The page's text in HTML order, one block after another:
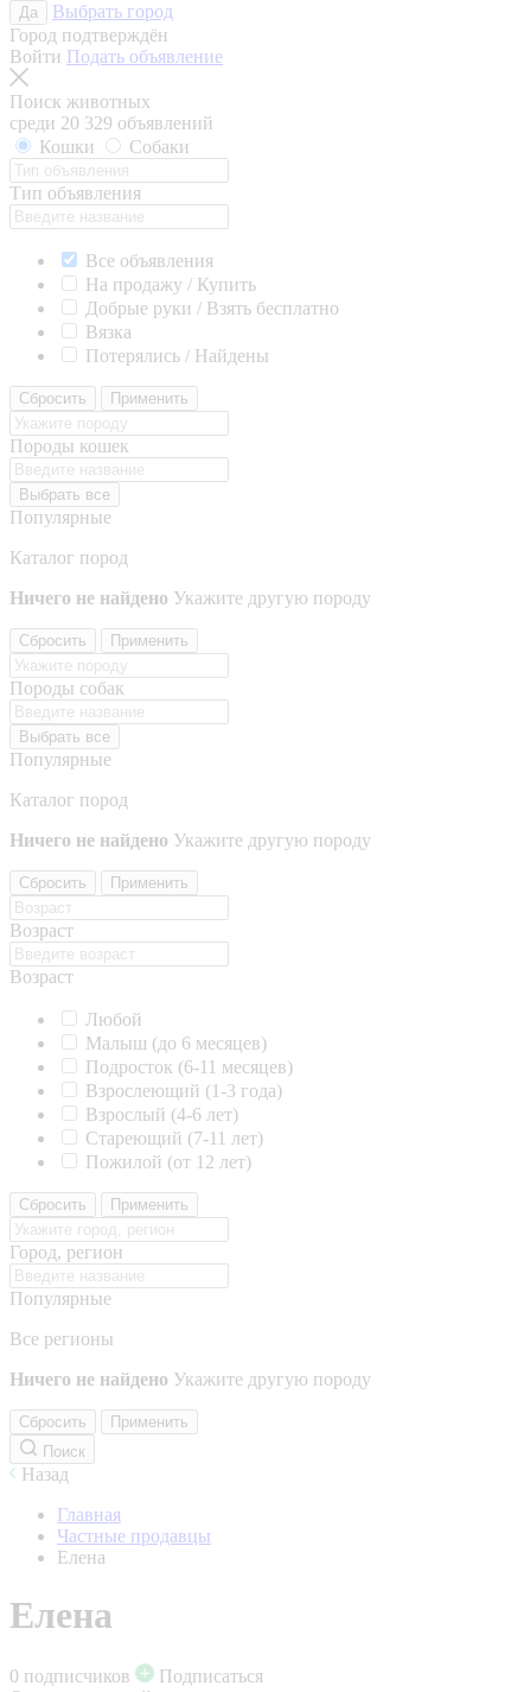
Да
Выбрать город
Город подтверждён
Войти Подать объявление
Поиск животных
среди 20 329 объявлений
Кошки
Собаки
Тип объявления
Все объявления
На продажу / Купить
Добрые руки / Взять бесплатно
Вязка
Потерялись / Найдены
Сбросить Применить
Породы кошек
Выбрать все
Популярные
Каталог пород
Ничего не найдено Укажите другую породу
Сбросить Применить
Породы собак
Выбрать все
Популярные
Каталог пород
Ничего не найдено Укажите другую породу
Сбросить Применить
Возраст
Возраст
Любой
Малыш (до 6 месяцев)
Подросток (6-11 месяцев)
Взрослеющий (1-3 года)
Взрослый (4-6 лет)
Стареющий (7-11 лет)
Пожилой (от 12 лет)
Сбросить Применить
Город, регион
Популярные
Все регионы
Ничего не найдено Укажите другую породу
Сбросить
Применить
Поиск
Назад
Главная
Частные продавцы
Елена
Елена
0 подписчиков
Подписаться